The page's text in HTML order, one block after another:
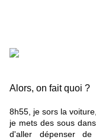
Alors, on fait quoi ?
8h55, je sors la
je mets des sous
d'aller dépenser